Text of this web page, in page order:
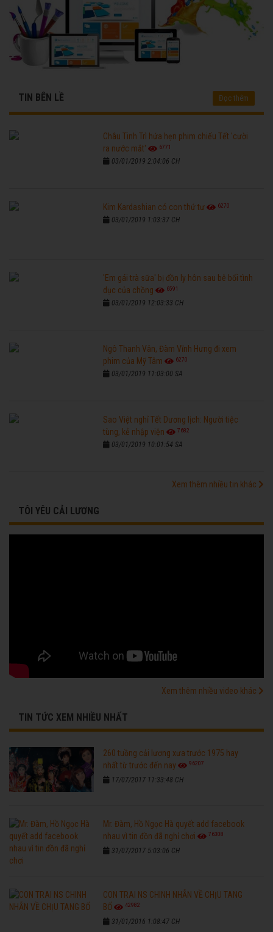
TIN BÊN LỀ Đọc thêm
Châu Tinh Trì hứa hẹn phim chiếu Tết 'cười
ra nước mắt'
6771
03/01/2019 2:04:06 CH
Kim Kardashian có con thứ tư 6270
03/01/2019 1:03:37 CH
'Em gái trà sữa' bị đồn ly hôn sau bê bối tình
dục của chồng
6591
03/01/2019 12:03:33 CH
Ngô Thanh Vân, Đàm Vĩnh Hưng đi xem
phim của Mỹ Tâm
6270
03/01/2019 11:03:00 SA
Sao Việt nghỉ Tết Dương lịch: Người tiệc
tùng, kẻ nhập viện
7682
03/01/2019 10:01:54 SA
Xem thêm nhiều tin khác
TÔI YÊU CẢI LƯƠNG
Xem thêm nhiều video khác
TIN TỨC XEM NHIỀU NHẤT
260 tuồng cải lương xưa trước 1975 hay
nhất từ trước đến nay
96207
17/07/2017 11:33:48 CH
Mr. Đàm, Hồ Ngọc Hà quyết add facebook
nhau vì tin đồn đã nghỉ chơi
76308
31/07/2017 5:03:06 CH
CON TRAI NS CHINH NHẪN VỀ CHỊU TANG
BỐ
42982
31/01/2016 1:08:47 CH